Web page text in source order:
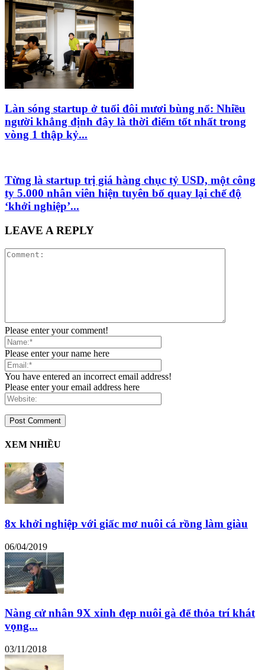
Làn sóng startup ở tuổi đôi mươi bùng nổ: Nhiều
người khẳng định đây là thời điểm tốt nhất trong
vòng 1 thập kỷ...
Từng là startup trị giá hàng chục tỷ USD, một công
ty 5.000 nhân viên hiện tuyên bố quay lại chế độ
‘khởi nghiệp’...
LEAVE A REPLY
Please enter your comment!
Please enter your name here
You have entered an incorrect email address!
Please enter your email address here
XEM NHIỀU
8x khởi nghiệp với giấc mơ nuôi cá rồng làm giàu
06/04/2019
Nàng cử nhân 9X xinh đẹp nuôi gà để thỏa trí khát
vọng...
03/11/2018